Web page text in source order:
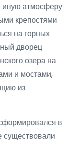
иную атмосферу
крепостями
на горных
дворец
озера на
и мостами,
из
в
существовали